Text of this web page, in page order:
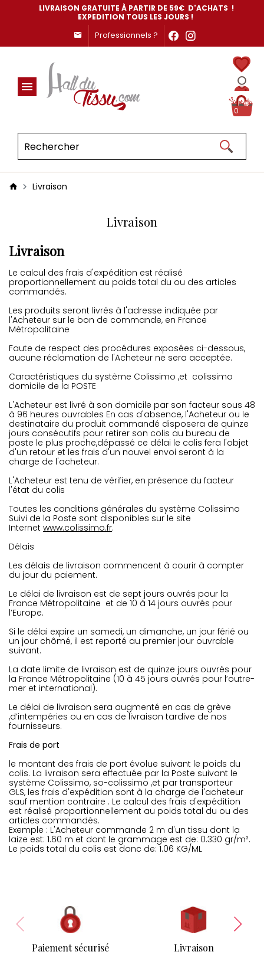
LIVRAISON GRATUITE À PARTIR DE 59€ D'ACHATS !
EXPEDITION TOUS LES JOURS !
Professionnels ?
0
Livraison
Livraison
Livraison
Le calcul des frais d'expédition est réalisé
proportionnellement au poids total du ou des articles
commandés.
Les produits seront livrés à l'adresse indiquée par
l'Acheteur sur le bon de commande, en France
Métropolitaine
Faute de respect des procédures exposées ci-dessous,
aucune réclamation de l'Acheteur ne sera acceptée.
Caractéristiques du système Colissimo ,et colissimo
domicile de la POSTE
L'Acheteur est livré à son domicile par son facteur sous 48
à 96 heures ouvrables En cas d'absence, l'Acheteur ou le
destinataire du produit commandé disposera de quinze
jours consécutifs pour retirer son colis au bureau de
poste le plus proche,dépassé ce délai le colis fera l'objet
d'un retour et les frais d'un nouvel envoi seront à la
charge de l'acheteur.
L'Acheteur est tenu de vérifier, en présence du facteur
l'état du colis
Toutes les conditions générales du système Colissimo
Suivi de la Poste sont disponibles sur le site
Internet www.colissimo.fr.
Délais
Les délais de livraison commencent à courir à compter
du jour du paiement.
Le délai de livraison est de sept jours ouvrés pour la
France Métropolitaine et de 10 à 14 jours ouvrés pour
l’Europe.
Si le délai expire un samedi, un dimanche, un jour férié ou
un jour chômé, il est reporté au premier jour ouvrable
suivant.
La date limite de livraison est de quinze jours ouvrés pour
la France Métropolitaine (10 à 45 jours ouvrés pour l’outre-
mer et international).
Le délai de livraison sera augmenté en cas de grève
,d’intempéries ou en cas de livraison tardive de nos
fournisseurs.
Frais de port
le montant des frais de port évolue suivant le poids du
colis. La livraison sera effectuée par la Poste suivant le
système Colissimo, so-colissimo ,et par transporteur
GLS, les frais d'expédition sont à la charge de l'acheteur
sauf mention contraire . Le calcul des frais d'expédition
est réalisé proportionnellement au poids total du ou des
articles commandés.
Exemple : L'Acheteur commande 2 m d'un tissu dont la
laize est: 1.60 m et dont le grammage est de: 0.330 gr/m².
Le poids total du colis est donc de: 1.06 KG/ML
Paiement sécurisé Livraison